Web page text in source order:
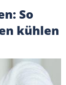
So
kühlen